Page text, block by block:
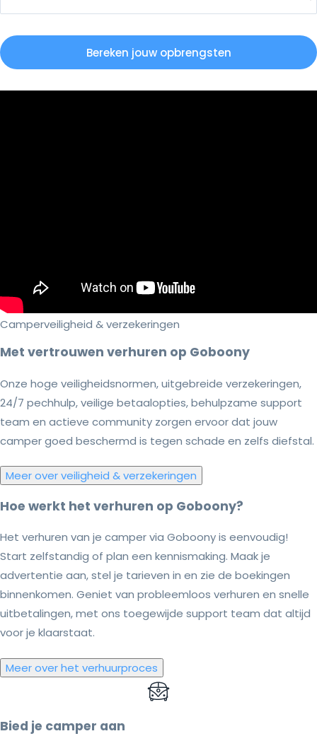
Bereken jouw opbrengsten
Camperveiligheid & verzekeringen
Met vertrouwen verhuren op Goboony
Onze hoge veiligheidsnormen, uitgebreide verzekeringen,
24/7 pechhulp, veilige betaalopties, behulpzame support
team en actieve community zorgen ervoor dat jouw
camper goed beschermd is tegen schade en zelfs diefstal.
Meer over veiligheid & verzekeringen
Hoe werkt het verhuren op Goboony?
Het verhuren van je camper via Goboony is eenvoudig!
Start zelfstandig of plan een kennismaking. Maak je
advertentie aan, stel je tarieven in en zie de boekingen
binnenkomen. Geniet van probleemloos verhuren en snelle
uitbetalingen, met ons toegewijde support team dat altijd
voor je klaarstaat.
Meer over het verhuurproces
Bied je camper aan